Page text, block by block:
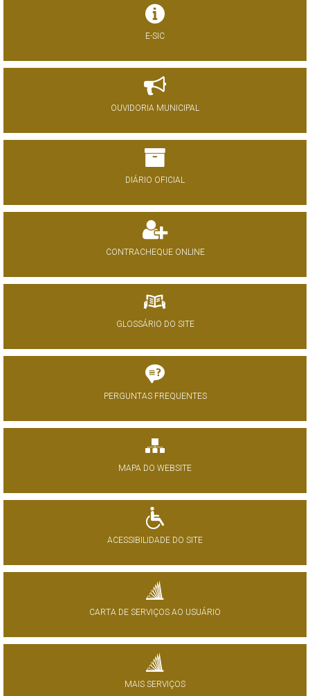
E-SIC
OUVIDORIA MUNICIPAL
DIÁRIO OFICIAL
CONTRACHEQUE ONLINE
GLOSSÁRIO DO SITE
PERGUNTAS FREQUENTES
MAPA DO WEBSITE
ACESSIBILIDADE DO SITE
CARTA DE SERVIÇOS AO USUÁRIO
MAIS SERVIÇOS